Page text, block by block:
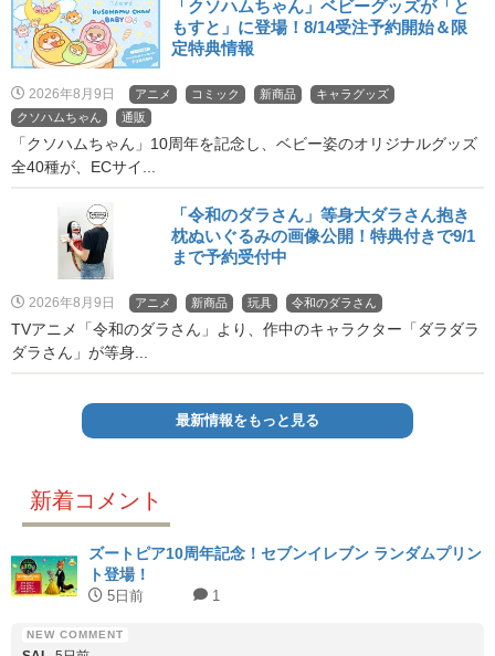
「クソハムちゃん」ベビーグッズが「と
もすと」に登場！8/14受注予約開始＆限
定特典情報
2026年8月9日 アニメ コミック 新商品
キャラグッズ
クソハムちゃん
通販
「クソハムちゃん」10周年を記念し、ベビー姿のオリジナルグッズ
全40種が、ECサイ...
「令和のダラさん」等身大ダラさん抱き
枕ぬいぐるみの画像公開！特典付きで9/1
まで予約受付中
2026年8月9日 アニメ 新商品 玩具 令和のダラさん
TVアニメ「令和のダラさん」より、作中のキャラクター「ダラダラ
ダラさん」が等身...
最新情報をもっと見る
新着コメント
ズートピア10周年記念！セブンイレブン ランダムプリン
ト登場！
5日前 1